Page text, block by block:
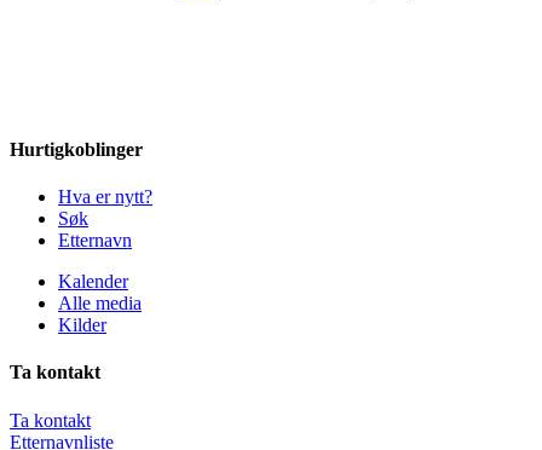
Hurtigkoblinger
Hva er nytt?
Søk
Etternavn
Kalender
Alle media
Kilder
Ta kontakt
Ta kontakt
Etternavnliste